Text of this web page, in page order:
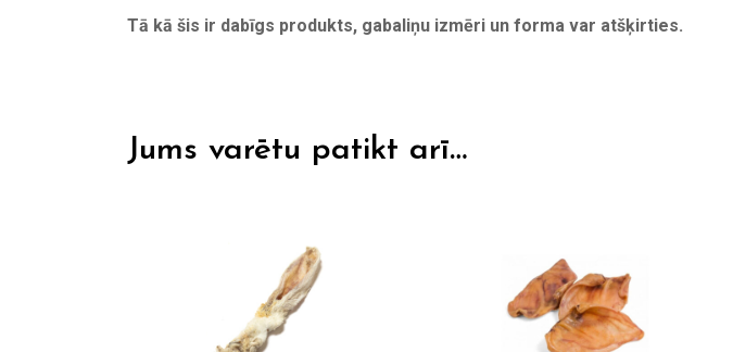
Tā kā šis ir dabīgs produkts, gabaliņu izmēri un forma var atšķirties.
Jums varētu patikt arī…